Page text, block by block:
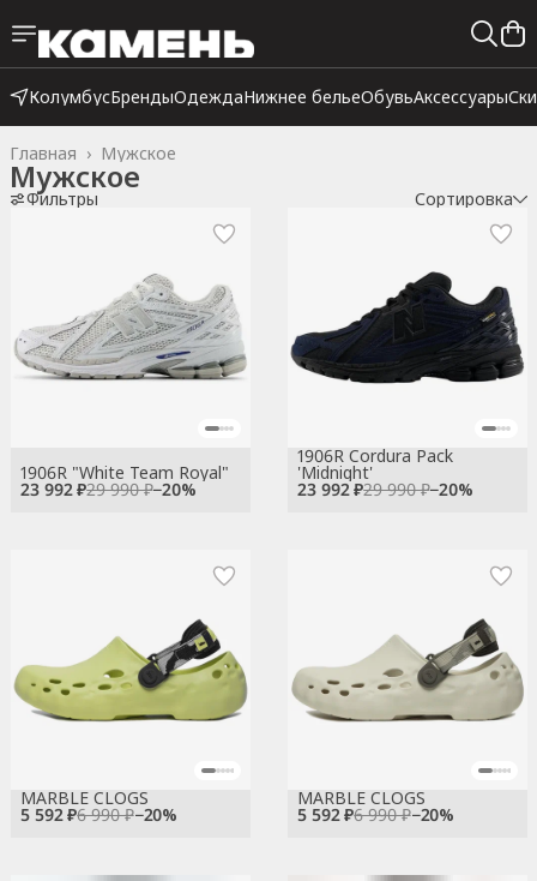
КолумбусБрендыОдеждаНижнее бельеОбувьАксессуары
Мужское
Главная ›
Мужское
Фильтры Сортировка
23 992 ₽29 990 ₽−20%
1906R "White Team Royal"
23 992 ₽29 990 ₽−20%
1906R Cordura Pack
'Midnight'
5 592 ₽6 990 ₽−20%
MARBLE CLOGS
5 592 ₽6 990 ₽−20%
MARBLE CLOGS